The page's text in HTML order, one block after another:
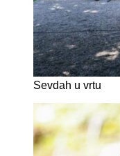
Sevdah u vrtu